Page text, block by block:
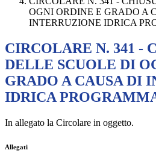
OGNI ORDINE E GRADO A
INTERRUZIONE IDRICA
CIRCOLARE N. 341 -
DELLE SCUOLE DI
GRADO A CAUSA DI
IDRICA
In allegato la Circolare in oggetto.
Allegati